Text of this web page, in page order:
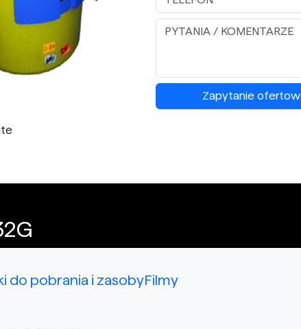
Zapytanie
do pobrania i zasobyFilmy